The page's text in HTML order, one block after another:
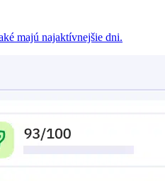
majú najaktívnejšie dni.